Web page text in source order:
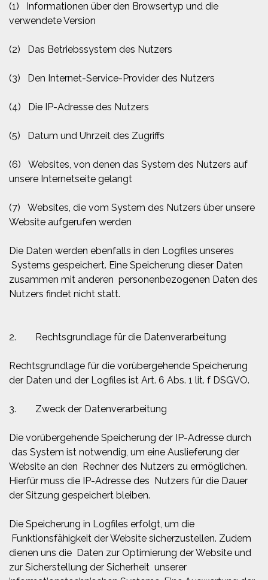
(1) Informationen über den Browsertyp und die
verwendete Version
(2) Das Betriebssystem des Nutzers
(3) Den Internet-Service-Provider des Nutzers
(4) Die IP-Adresse des Nutzers
(5) Datum und Uhrzeit des Zugriffs
(6) Websites, von denen das System des Nutzers auf
unsere Internetseite gelangt
(7) Websites, die vom System des Nutzers über unsere
Website aufgerufen werden
Die Daten werden ebenfalls in den Logfiles unseres
Systems gespeichert. Eine Speicherung dieser Daten
zusammen mit anderen personenbezogenen Daten des
Nutzers findet nicht statt.
2. Rechtsgrundlage für die Datenverarbeitung
Rechtsgrundlage für die vorübergehende Speicherung
der Daten und der Logfiles ist Art. 6 Abs. 1 lit. f DSGVO.
3. Zweck der Datenverarbeitung
Die vorübergehende Speicherung der IP-Adresse durch
das System ist notwendig, um eine Auslieferung der
Website an den Rechner des Nutzers zu ermöglichen.
Hierfür muss die IP-Adresse des Nutzers für die Dauer
der Sitzung gespeichert bleiben.
Die Speicherung in Logfiles erfolgt, um die
Funktionsfähigkeit der Website sicherzustellen. Zudem
dienen uns die Daten zur Optimierung der Website und
zur Sicherstellung der Sicherheit unserer